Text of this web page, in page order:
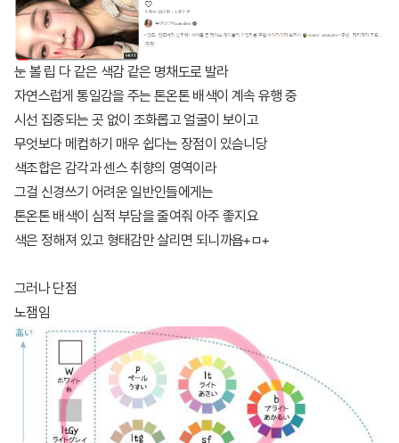
눈 볼 립 다 같은 색감 같은 명채도로 발라
자연스럽게 통일감을 주는 톤온톤 배색이 계속 유행 중
시선 집중되는 곳 없이 조화롭고 얼굴이 보이고
무엇보다 메컵하기 매우 쉽다는 장점이 있슴니당
색조합은 감각과 센스 취향의 영역이라
그걸 신경쓰기 어려운 일반인들에게는
톤온톤 배색이 심적 부담을 줄여줘 아주 좋지요
색은 정해져 있고 형태감만 살리면 되니까욥+ㅁ+
그러나 단점
노잼임